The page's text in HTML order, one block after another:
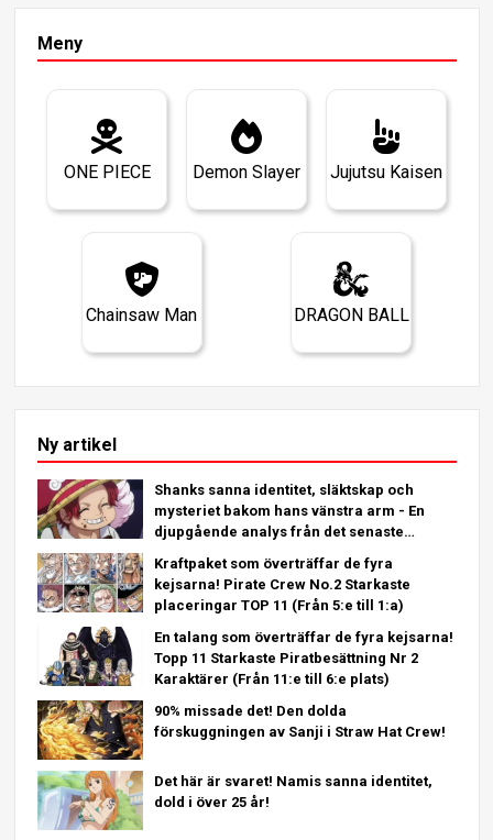
Meny
ONE PIECE Demon Slayer Jujutsu Kaisen
Chainsaw Man DRAGON BALL
Ny artikel
Shanks sanna identitet, släktskap och
mysteriet bakom hans vänstra arm - En
djupgående analys från det senaste
Kraftpaket som överträffar de fyra
kejsarna! Pirate Crew No.2 Starkaste
placeringar TOP 11 (Från 5:e till 1:a)
En talang som överträffar de fyra kejsarna!
Topp 11 Starkaste Piratbesättning Nr 2
Karaktärer (Från 11:e till 6:e plats)
90% missade det! Den dolda
förskuggningen av Sanji i Straw Hat Crew!
Det här är svaret! Namis sanna identitet,
dold i över 25 år!